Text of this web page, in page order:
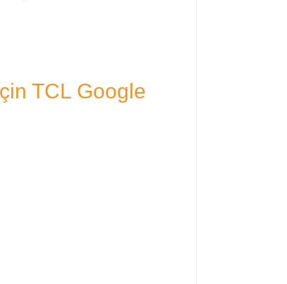
TCL Google